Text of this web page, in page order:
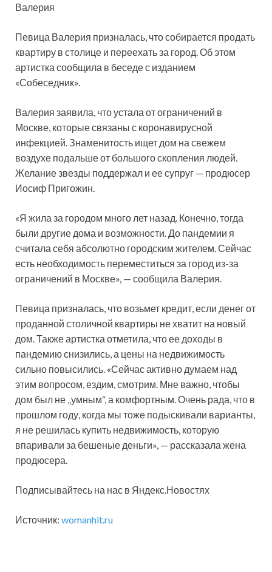
Валерия
Певица Валерия призналась, что собирается продать
квартиру в столице и переехать за город. Об этом
артистка сообщила в беседе с изданием
«Собеседник».
Валерия заявила, что устала от ограничений в
Москве, которыесвязаны с коронавирусной
инфекцией. Знаменитость ищет дом на свежем
воздухе подальше от большого скопления людей.
Желание звезды поддержал и ее супруг — продюсер
Иосиф Пригожин.
«Я жила за городом много лет назад. Конечно, тогда
были другие дома и возможности. До пандемии я
считала себя абсолютно городским жителем. Сейчас
есть необходимость переместиться за город из-за
ограничений в Москве», — сообщила Валерия.
Певица призналась, что возьмет кредит, если денег от
проданной столичной квартиры не хватит на новый
дом. Также артистка отметила, что ее доходы в
пандемию снизились, а цены на недвижимость
сильно повысились. «Сейчас активно думаем над
этим вопросом, ездим, смотрим. Мне важно, чтобы
дом был не „умным“, а комфортным. Очень рада, что в
прошлом году, когда мы тоже подыскивали варианты,
я не решилась купить недвижимость, которую
впаривали за бешеные деньги», — рассказала жена
продюсера.
Подписывайтесь на нас в Яндекс.Новостях
Источник: womanhit.ru